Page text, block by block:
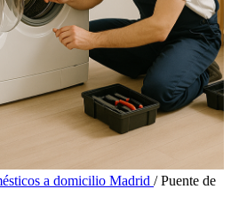
a domicilio Madrid / Puente de